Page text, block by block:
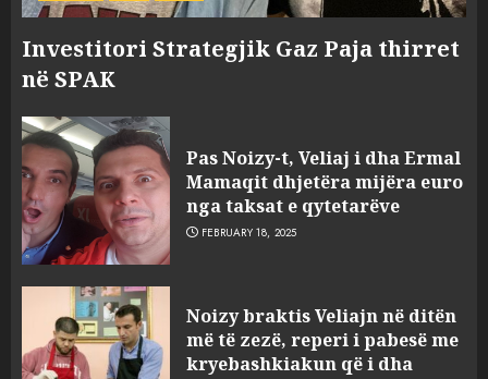
Investitori Strategjik Gaz Paja thirret
në SPAK
Pas Noizy-t, Veliaj i dha Ermal
Mamaqit dhjetëra mijëra euro
nga taksat e qytetarëve
FEBRUARY 18, 2025
Noizy braktis Veliajn në ditën
më të zezë, reperi i pabesë me
kryebashkiakun që i dha
sulmuan “One Albania”,
ngjarja u fsheh. A u vodhën
serverat?